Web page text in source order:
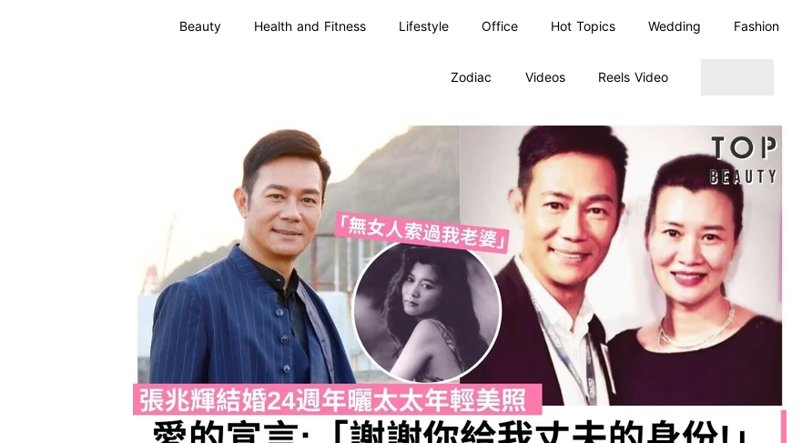
Beauty Health and Fitness Lifestyle Office Hot Topics Wedding Fashion
Zodiac Videos Reels Video